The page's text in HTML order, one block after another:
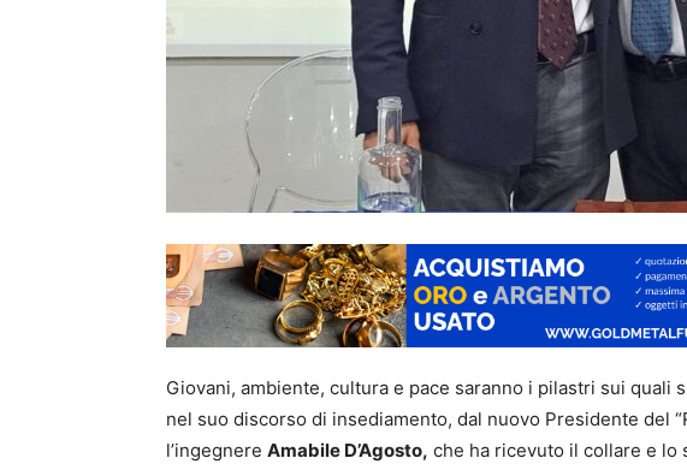
Giovani, ambiente, cultura e pace saranno i pilastri sui quali
nel suo discorso di insediamento, dal nuovo Presidente del
l’ingegnere Amabile D’Agosto, che ha ricevuto il collare e